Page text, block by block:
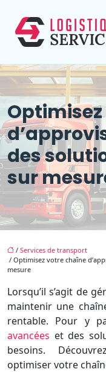
des
sur
/ Services de transport
/ Optimisez votre chaîne
mesure
Lorsqu’il s’agit de
maintenir une
rentable. Pour y
avancées et des
besoins.
optimiser votre